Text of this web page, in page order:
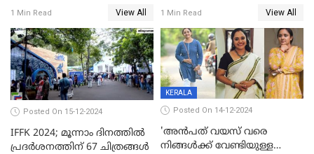
1 Min Read View All 1 Min Read View All
Posted On 15-12-2024
IFFK 2024; മൂന്നാം ദിനത്തില്‍
പ്രദര്‍ശനത്തിന് 67 ചിത്രങ്ങള്‍
KERALA
Posted On 14-12-2024
'അന്‍പത് വയസ് വരെ
നിങ്ങള്‍ക്ക് വേണ്ടിയുള്ള